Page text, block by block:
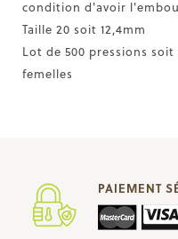
condition d'avoir
Taille 20 soit 12,4mm
Lot de 500 pressions soit
femelles
PAIEMENT